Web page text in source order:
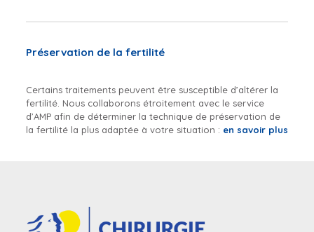
Préservation de la fertilité
Certains traitements peuvent être susceptible d’altérer la
fertilité. Nous collaborons étroitement avec le service
d’AMP afin de déterminer la technique de préservation de
la fertilité la plus adaptée à votre situation : en savoir plus